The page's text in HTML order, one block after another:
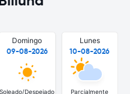
Domingo
09-08-2026
Soleado/Despejado
Lunes
10-08-2026
Parcialmente